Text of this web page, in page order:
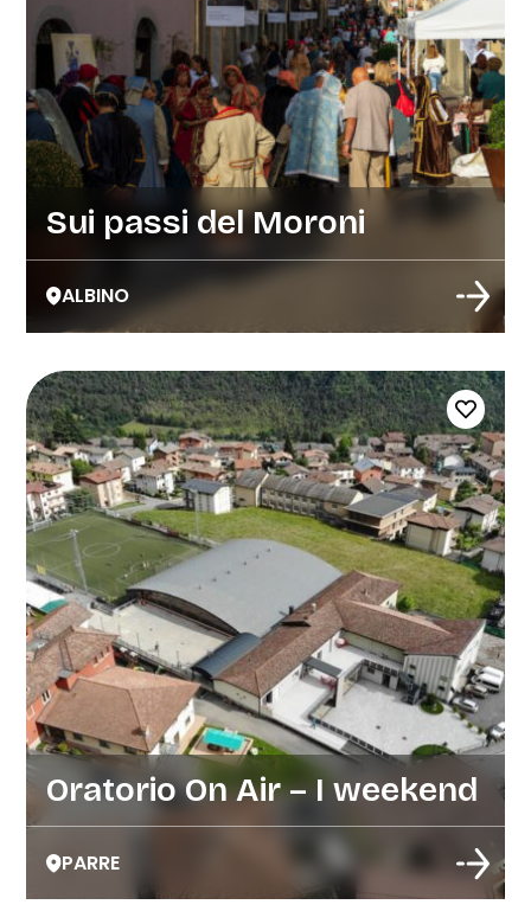
Sui passi del Moroni
ALBINO
Oratorio On Air – I weekend
PARRE